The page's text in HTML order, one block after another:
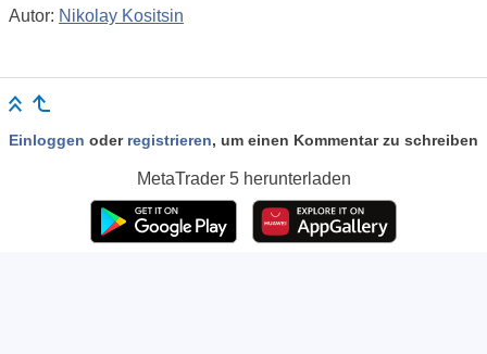
Autor: Nikolay Kositsin
Einloggen oder registrieren, um einen Kommentar zu schreiben
MetaTrader 5herunterladen